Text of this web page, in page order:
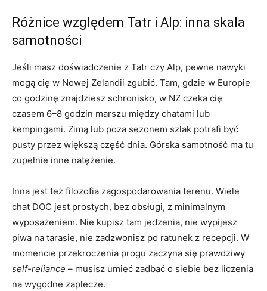
Różnice względem Tatr i Alp: inna skala
samotności
Jeśli masz doświadczenie z Tatr czy Alp, pewne nawyki
mogą cię w Nowej Zelandii zgubić. Tam, gdzie w Europie
co godzinę znajdziesz schronisko, w NZ czeka cię
czasem 6–8 godzin marszu między chatami lub
kempingami. Zimą lub poza sezonem szlak potrafi być
pusty przez większą część dnia. Górska samotność ma tu
zupełnie inne natężenie.
Inna jest też filozofia zagospodarowania terenu. Wiele
chat DOC jest prostych, bez obsługi, z minimalnym
wyposażeniem. Nie kupisz tam jedzenia, nie wypijesz
piwa na tarasie, nie zadzwonisz po ratunek z recepcji. W
momencie przekroczenia progu zaczyna się prawdziwy
self-reliance – musisz umieć zadbać o siebie bez liczenia
na wygodne zaplecze.